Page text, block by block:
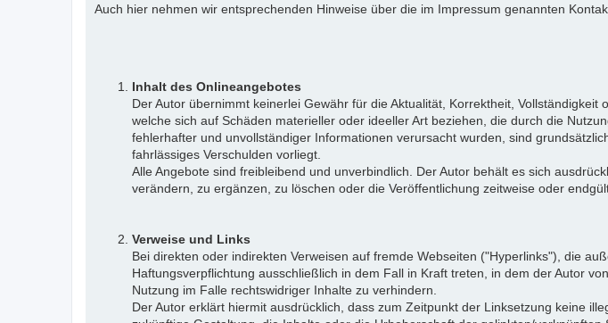
Auch hier nehmen wir entsprechenden Hinweise über die im Impressum genannten
Inhalt des Onlineangebotes
Der Autor übernimmt keinerlei Gewähr für die Aktualität, Korrektheit,
welche sich auf Schäden materieller oder ideeller Art beziehen, die durch die
fehlerhafter und unvollständiger Informationen verursacht wurden, sind
fahrlässiges Verschulden vorliegt.
Alle Angebote sind freibleibend und unverbindlich. Der Autor behält es sich
verändern, zu ergänzen, zu löschen oder die Veröffentlichung zeitweise oder
Verweise und Links
Bei direkten oder indirekten Verweisen auf fremde Webseiten ("Hyperlinks"), die
Haftungsverpflichtung ausschließlich in dem Fall in Kraft treten, in dem der Autor
Nutzung im Falle rechtswidriger Inhalte zu verhindern.
Der Autor erklärt hiermit ausdrücklich, dass zum Zeitpunkt der Linksetzung keine